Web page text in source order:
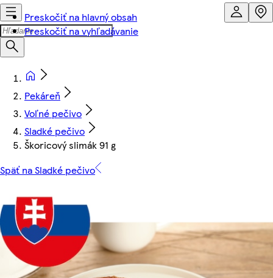
Preskočiť na hlavný obsah
Preskočiť na vyhľadávanie
Pekáreň
Voľné pečivo
Sladké pečivo
Škoricový slimák 91 g
Späť na Sladké pečivo